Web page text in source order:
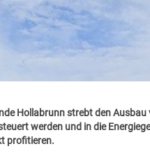
Hollabrunn strebt den
werden und in die
profitieren.